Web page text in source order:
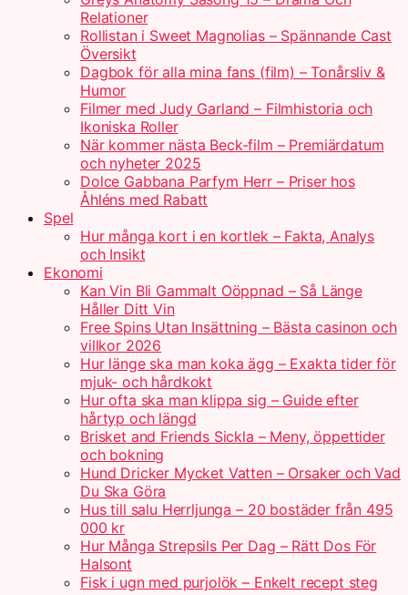
Relationer
Rollistan i Sweet Magnolias – Spännande Cast
Översikt
Dagbok för alla mina fans (film) – Tonårsliv &
Humor
Filmer med Judy Garland – Filmhistoria och
Ikoniska Roller
När kommer nästa Beck-film – Premiärdatum
och nyheter 2025
Dolce Gabbana Parfym Herr – Priser hos
Åhléns med Rabatt
Spel
Hur många kort i en kortlek – Fakta, Analys
och Insikt
Ekonomi
Kan Vin Bli Gammalt Oöppnad – Så Länge
Håller Ditt Vin
Free Spins Utan Insättning – Bästa casinon och
villkor 2026
Hur länge ska man koka ägg – Exakta tider för
mjuk- och hårdkokt
Hur ofta ska man klippa sig – Guide efter
hårtyp och längd
Brisket and Friends Sickla – Meny, öppettider
och bokning
Hund Dricker Mycket Vatten – Orsaker och Vad
Du Ska Göra
Hus till salu Herrljunga – 20 bostäder från 495
000 kr
Hur Många Strepsils Per Dag – Rätt Dos För
Halsont
Fisk i ugn med purjolök – Enkelt recept steg